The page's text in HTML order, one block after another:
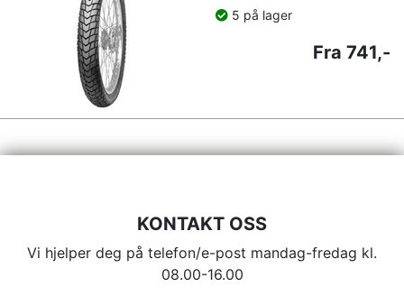
5 på lager
Fra 741,-
KONTAKT OSS
Vi hjelper deg på telefon/e-post mandag-fredag kl.
08.00-16.00